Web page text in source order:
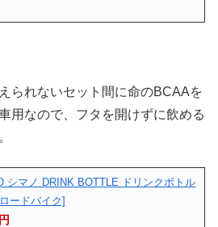
られないセット間に命のBCAAを
用なので、フタを開けずに飲める
シマノ DRINK BOTTLE ドリンクボトル
ードバイク]